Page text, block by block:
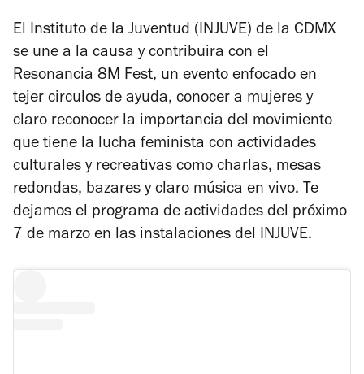
El Instituto de la Juventud (INJUVE) de la CDMX
se une a la causa y contribuira con el
Resonancia 8M Fest, un evento enfocado en
tejer circulos de ayuda, conocer a mujeres y
claro reconocer la importancia del movimiento
que tiene la lucha feminista con actividades
culturales y recreativas como charlas, mesas
redondas, bazares y claro música en vivo. Te
dejamos el programa de actividades del próximo
7 de marzo en las instalaciones del INJUVE.